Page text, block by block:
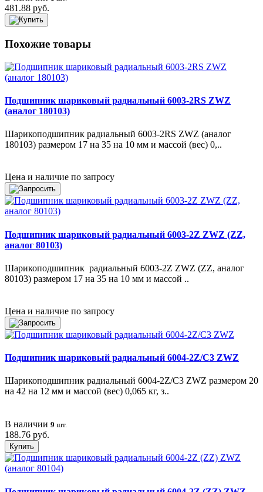
481.88 руб.
Похожие товары
Подшипник шариковый радиальный 6003-2RS ZWZ
(аналог 180103)
Шарикоподшипник радиальный 6003-2RS ZWZ (аналог
180103) размером 17 на 35 на 10 мм и массой (вес) 0,..
Цена и наличие по запросу
Подшипник шариковый радиальный 6003-2Z ZWZ (ZZ,
аналог 80103)
Шарикоподшипник радиальный 6003-2Z ZWZ (ZZ, аналог
80103) размером 17 на 35 на 10 мм и массой ..
Цена и наличие по запросу
Подшипник шариковый радиальный 6004-2Z/C3 ZWZ
Шарикоподшипник радиальный 6004-2Z/C3 ZWZ размером 20
на 42 на 12 мм и массой (вес) 0,065 кг, з..
В наличии 9 шт.
188.76 руб.
Купить